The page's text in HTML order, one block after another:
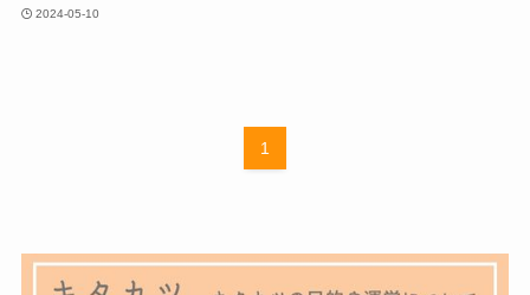
2024-05-10
1